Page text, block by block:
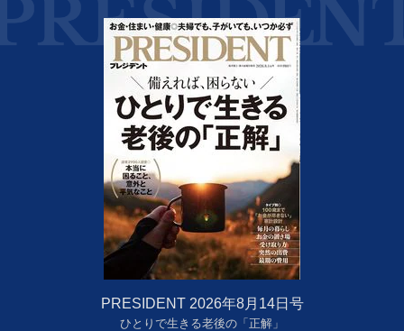
PRESIDENT 2026年8月14日号
ひとりで生きる老後の「正解」